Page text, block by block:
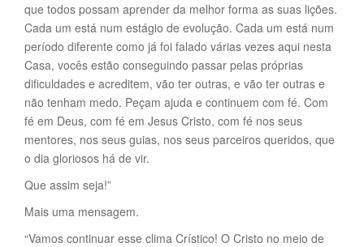
que todos possam aprender da melhor forma as suas lições.
Cada um está num estágio de evolução. Cada um está num
período diferente como já foi falado várias vezes aqui nesta
Casa, vocês estão conseguindo passar pelas próprias
dificuldades e acreditem, vão ter outras, e vão ter outras e
não tenham medo. Peçam ajuda e continuem com fé. Com
fé em Deus, com fé em Jesus Cristo, com fé nos seus
mentores, nos seus guias, nos seus parceiros queridos, que
o dia gloriosos há de vir.
Que assim seja!”
Mais uma mensagem.
“Vamos continuar esse clima Crístico! O Cristo no meio de